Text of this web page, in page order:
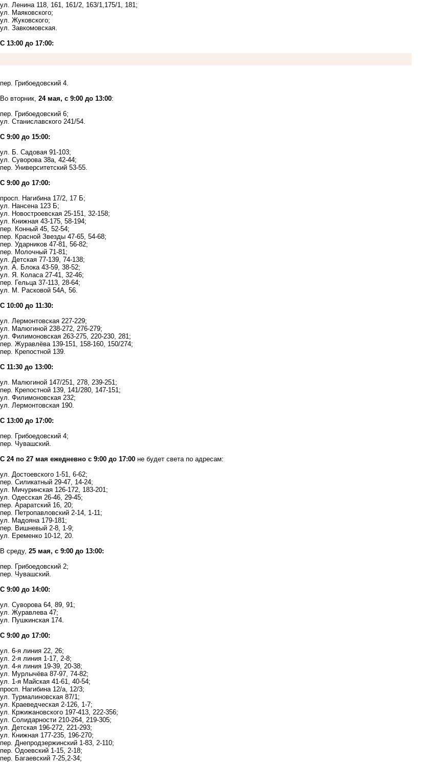
ул. Ленина 118, 161, 161/2, 163/1,175/1, 181;
ул. Маяковского;
ул. Жуковского;
ул. Завкомовская.
С 13:00 до 17:00:
пер. Грибоедовский 4.
Во вторник, 24 мая, с 9:00 до 13:00:
пер. Грибоедовский 6;
ул. Станиславского 241/54.
С 9:00 до 15:00:
ул. Б. Садовая 91-103;
ул. Суворова 38а, 42-44;
пер. Университетский 53-55.
С 9:00 до 17:00:
просп. Нагибина 17/2, 17 Б;
ул. Нансена 123 Б;
ул. Новостроевская 25-151, 32-158;
ул. Книжная 43-175, 58-194;
пер. Конный 45, 52-54;
пер. Красной Звезды 47-65, 54-68;
пер. Ударников 47-81, 56-82;
пер. Молочный 71-81;
ул. Детская 77-139, 74-138;
ул. А. Блока 43-59, 38-52;
ул. Я. Коласа 27-41, 32-46;
пер. Гельца 37-113, 28-64;
ул. М. Расковой 54А, 56.
С 10:00 до 11:30:
ул. Лермонтовская 227-229;
ул. Малюгиной 238-272, 276-279;
ул. Филимоновская 263-275, 220-230, 281;
пер. Журавлёва 139-151, 158-160, 150/274;
пер. Крепостной 139.
С 11:30 до 13:00:
ул. Малюгиной 147/251, 278, 239-251;
пер. Крепостной 139, 141/280, 147-151;
ул. Филимоновская 232;
ул. Лермонтовская 190.
С 13:00 до 17:00:
пер. Грибоедовский 4;
пер. Чувашский.
С 24 по 27 мая ежедневно с 9:00 до 17:00 не будет света по адресам:
ул. Достоевского 1-51, 6-62;
пер. Силикатный 29-47, 14-24;
ул. Мичуринская 126-172, 183-201;
ул. Одесская 26-46, 29-45;
пер. Араратский 16, 20;
пер. Петропавловский 2-14, 1-11;
ул. Мадояна 179-181;
пер. Вишневый 2-8, 1-9;
ул. Еременко 10-12, 20.
В среду, 25 мая, с 9:00 до 13:00:
пер. Грибоедовский 2;
пер. Чувашский.
С 9:00 до 14:00:
ул. Суворова 64, 89, 91;
ул. Журавлева 47;
ул. Пушкинская 174.
С 9:00 до 17:00:
ул. 6-я линия 22, 26;
ул. 2-я линия 1-17, 2-8;
ул. 4-я линия 19-39, 20-38;
ул. Мурлычёва 87-97, 74-82;
ул. 1-я Майская 41-61, 40-54;
просп. Нагибина 12/а, 12/3;
ул. Турмалиновская 87/1;
ул. Краеведческая 2-126, 1-7;
ул. Кржижановского 197-413, 222-356;
ул. Солидарности 210-264, 219-305;
ул. Детская 196-272, 221-293;
ул. Книжная 177-235, 196-270;
пер. Днепродзержинский 1-83, 2-110;
пер. Одоевский 1-15, 2-18;
пер. Багаевский 7-25,2-34;